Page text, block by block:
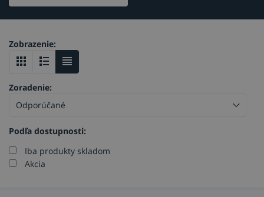
Podľa dostupnosti:
Iba produkty skladom
Akcia
Zoradenie:
Zobrazenie: